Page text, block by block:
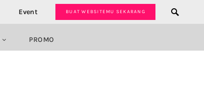
Event BUAT WEBSITEMU SEKARANG
PROMO